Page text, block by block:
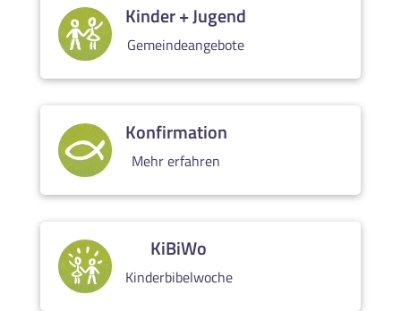
Kinder + Jugend
Gemeindeangebote
Konfirmation
Mehr erfahren
KiBiWo
Kinderbibelwoche